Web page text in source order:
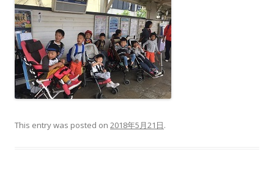
This entry was posted on 2018年5月21日.